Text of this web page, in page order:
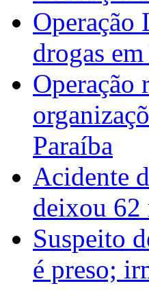
Operação
drogas
Operação
Paraíba
Acidente
deixou 62
Suspeito
é preso;